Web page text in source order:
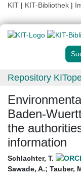
KIT | KIT-Bibliothek |
Repository
Baden-
the
information
Schlachter, T.
Sawade, A.; Tauber,